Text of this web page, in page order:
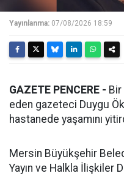
Yayınlanma: 07/08/2026 18:59
GAZETE PENCERE -
eden gazeteci Duygu
hastanede yaşamını
Mersin Büyükşehir
Yayın ve Halkla İlişkiler